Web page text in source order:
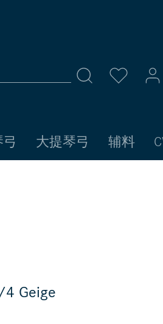
登录
大提琴弓 辅料
4 Geige